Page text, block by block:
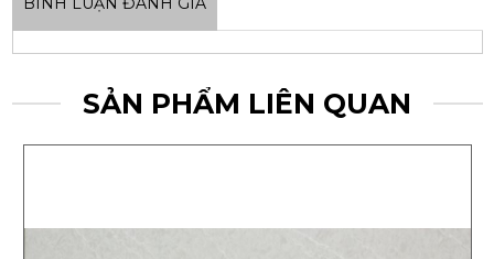
SẢN PHẨM LIÊN QUAN